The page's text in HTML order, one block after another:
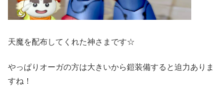
天魔を配布してくれた神さまです☆
やっぱりオーガの方は大きいから鎧装備すると迫力ありま
すね！